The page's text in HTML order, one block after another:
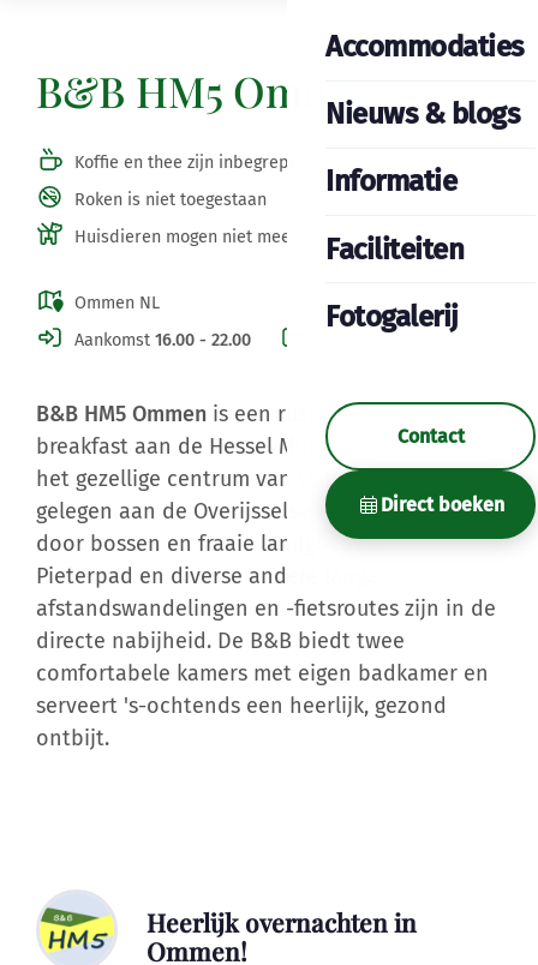
B&B HM5 Ommen
is een rustig gelegen bed &
breakfast aan de Hessel Mulertstraat, dichtbij
het gezellige centrum van Ommen, prachtig
gelegen aan de Overijsselse Vecht en omringd
door bossen en fraaie landgoederen. Het
Pieterpad en diverse andere lange
afstandswandelingen en -fietsroutes zijn in de
directe nabijheid. De B&B biedt twee
comfortabele kamers met eigen badkamer en
serveert 's-ochtends een heerlijk, gezond
ontbijt.
Vertrek10.30
Heerlijk overnachten in
Ommen!
Accommodaties
Nieuws & blogs
Informatie
Faciliteiten
Fotogalerij
Direct boeken